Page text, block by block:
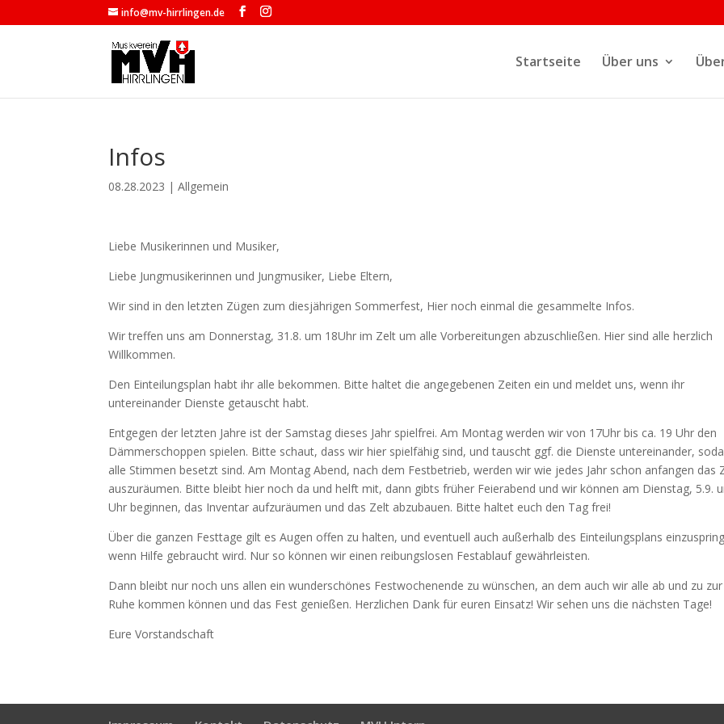
info@mv-hirrlingen.de
Startseite Über uns
Infos
08.28.2023 |Allgemein
Liebe Musikerinnen und Musiker,
Liebe Jungmusikerinnen und Jungmusiker, Liebe Eltern,
Wir sind in den letzten Zügen zum diesjährigen Sommerfest, Hier noch einmal die gesammelte Infos.
Wir treffen uns am Donnerstag, 31.8. um 18Uhr im Zelt um alle Vorbereitungen abzuschließen. Hier sind alle herzlich
Willkommen.
Den Einteilungsplan habt ihr alle bekommen. Bitte haltet die angegebenen Zeiten ein und meldet uns, wenn ihr
untereinander Dienste getauscht habt.
Entgegen der letzten Jahre ist der Samstag dieses Jahr spielfrei. Am Montag werden wir von 17Uhr bis ca. 19 Uhr den
Dämmerschoppen spielen. Bitte schaut, dass wir hier spielfähig sind, und tauscht ggf. die Dienste untereinander,
alle Stimmen besetzt sind. Am Montag Abend, nach dem Festbetrieb, werden wir wie jedes Jahr schon anfangen das
auszuräumen. Bitte bleibt hier noch da und helft mit, dann gibts früher Feierabend und wir können am Dienstag, 5.9.
Uhr beginnen, das Inventar aufzuräumen und das Zelt abzubauen. Bitte haltet euch den Tag frei!
Über die ganzen Festtage gilt es Augen offen zu halten, und eventuell auch außerhalb des Einteilungsplans
wenn Hilfe gebraucht wird. Nur so können wir einen reibungslosen Festablauf gewährleisten.
Dann bleibt nur noch uns allen ein wunderschönes Festwochenende zu wünschen, an dem auch wir alle ab und zu zur
Ruhe kommen können und das Fest genießen. Herzlichen Dank für euren Einsatz! Wir sehen uns die nächsten Tage!
Eure Vorstandschaft